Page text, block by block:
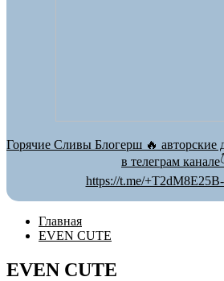
Горячие Сливы Блогерш 🔥 авторские
в телеграм
https://t.me/
Главная
EVEN CUTE
EVEN CUTE